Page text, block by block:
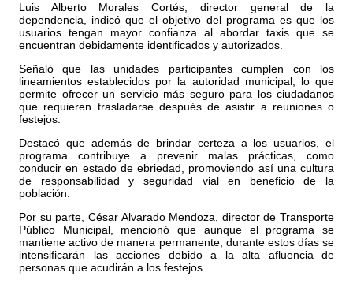
Luis Alberto Morales Cortés, director general de la
dependencia, indicó que el objetivo del programa es que los
usuarios tengan mayor confianza al abordar taxis que se
encuentran debidamente identificados y autorizados.
Señaló que las unidades participantes cumplen con los
lineamientos establecidos por la autoridad municipal, lo que
permite ofrecer un servicio más seguro para los ciudadanos
que requieren trasladarse después de asistir a reuniones o
festejos.
Destacó que además de brindar certeza a los usuarios, el
programa contribuye a prevenir malas prácticas, como
conducir en estado de ebriedad, promoviendo así una cultura
de responsabilidad y seguridad vial en beneficio de la
población.
Por su parte, César Alvarado Mendoza, director de Transporte
Público Municipal, mencionó que aunque el programa se
mantiene activo de manera permanente, durante estos días se
intensificarán las acciones debido a la alta afluencia de
personas que acudirán a los festejos.